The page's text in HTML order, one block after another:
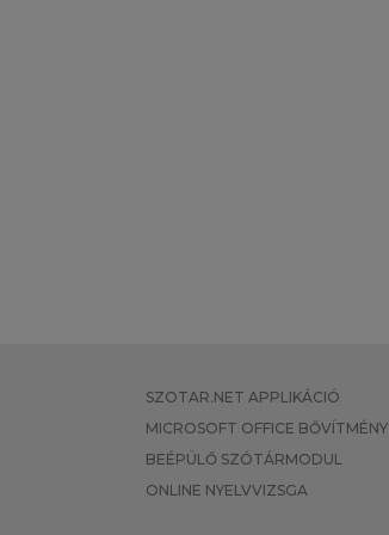
SZOTAR.NET APPLIKÁCIÓ
MICROSOFT OFFICE BŐVÍTMÉNY
BEÉPÜLŐ SZÓTÁRMODUL
ONLINE NYELVVIZSGA